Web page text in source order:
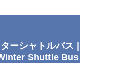
ーシャトルバス |
Shuttle Bus